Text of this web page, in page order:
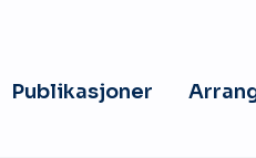
Publikasjoner